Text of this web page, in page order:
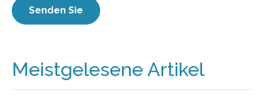
Meistgelesene Artikel